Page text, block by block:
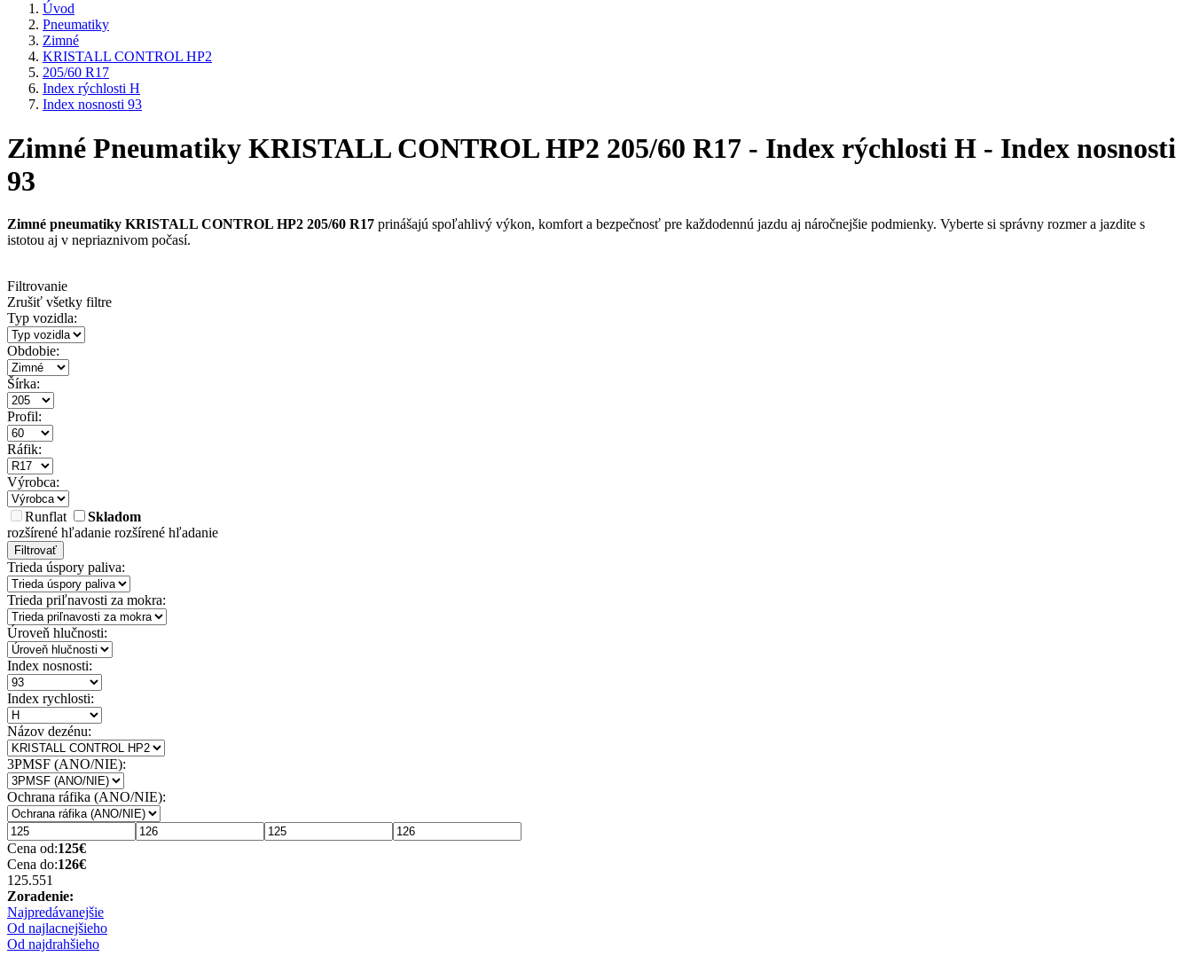
Úvod
Pneumatiky
Zimné
KRISTALL CONTROL HP2
205/60 R17
Index rýchlosti H
Index nosnosti 93
Zimné Pneumatiky KRISTALL CONTROL HP2 205/60 R17 - Index rýchlosti H - Index nosnosti
93
Zimné pneumatiky KRISTALL CONTROL HP2 205/60 R17 prinášajú spoľahlivý výkon, komfort a bezpečnosť pre každodennú jazdu aj náročnejšie podmienky. Vyberte si správny rozmer a jazdite s
istotou aj v nepriaznivom počasí.
Filtrovanie
Zrušiť všetky filtre
Typ vozidla:
Obdobie:
Šírka:
Profil:
Ráfik:
Výrobca:
Runflat
Skladom
rozšírené hľadanie rozšírené hľadanie
Filtrovať
Trieda úspory paliva:
Trieda priľnavosti za mokra:
Úroveň hlučnosti:
Index nosnosti:
Index rychlosti:
Názov dezénu:
3PMSF (ANO/NIE):
Ochrana ráfika (ANO/NIE):
Cena od:125€
Cena do:126€
125.551
Zoradenie:
Najpredávanejšie
Od najlacnejšieho
Od najdrahšieho